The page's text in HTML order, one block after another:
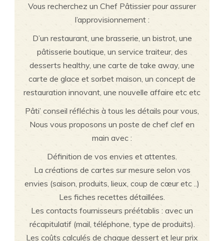
Vous recherchez un Chef Pâtissier pour assurer
l’approvisionnement :
D’un restaurant, une brasserie, un bistrot, une
pâtisserie boutique, un service traiteur, des
desserts healthy, une carte de take away, une
carte de glace et sorbet maison, un concept de
restauration innovant, une nouvelle affaire etc etc
Pâti’ conseil réfléchis à tous les détails pour vous,
Nous vous proposons un poste de chef clef en
main avec :
Définition de vos envies et attentes.
La créations de cartes sur mesure selon vos
envies (saison, produits, lieux, coup de cœur etc ..)
Les fiches recettes détaillées.
Les contacts fournisseurs préétablis : avec un
récapitulatif (mail, téléphone, type de produits).
Les coûts calculés de chaque dessert et leur prix